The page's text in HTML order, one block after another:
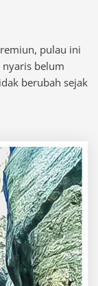
pulau ini
belum
berubah sejak